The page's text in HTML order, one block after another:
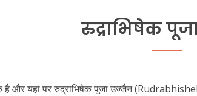
रुद्राभिषेक
है और यहां पर रुद्राभिषेक पूजा उज्जैन